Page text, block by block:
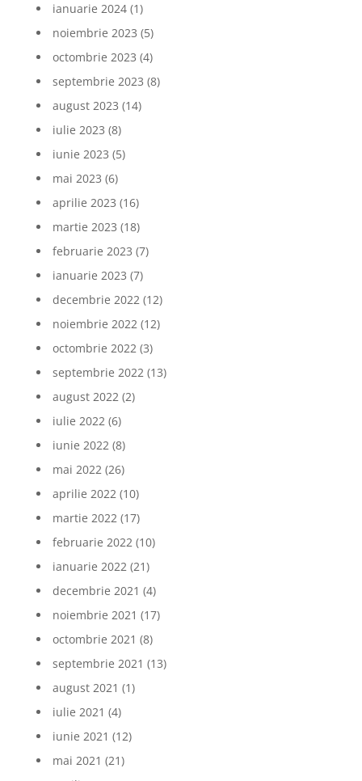
ianuarie 2024(1)
noiembrie 2023 (5)
octombrie 2023 (4)
septembrie 2023 (8)
august 2023 (14)
iulie 2023 (8)
iunie 2023 (5)
mai 2023 (6)
aprilie 2023 (16)
martie 2023 (18)
februarie 2023 (7)
ianuarie 2023 (7)
decembrie 2022(12)
noiembrie 2022(12)
octombrie 2022(3)
septembrie 2022(13)
august 2022(2)
iulie 2022(6)
iunie 2022(8)
mai 2022(26)
aprilie 2022(10)
martie 2022(17)
februarie 2022(10)
ianuarie 2022(21)
decembrie 2021 (4)
noiembrie 2021 (17)
octombrie 2021 (8)
septembrie 2021 (13)
august 2021 (1)
iulie 2021 (4)
iunie 2021 (12)
mai 2021 (21)